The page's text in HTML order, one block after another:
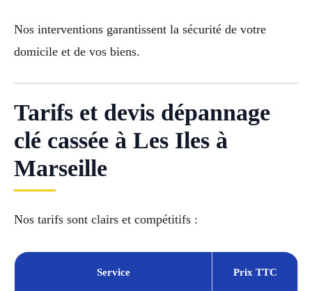
Nos interventions garantissent la sécurité de votre
domicile et de vos biens.
Tarifs et devis dépannage
clé cassée à Les Iles à
Marseille
Nos tarifs sont clairs et compétitifs :
Service Prix TTC